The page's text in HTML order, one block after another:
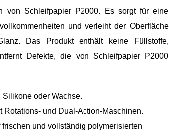
von Schleifpapier P2000. Es sorgt für eine
und verleiht der Oberfläche
Das Produkt enthält keine Füllstoffe,
Defekte, die von Schleifpapier P2000
Silikone oder Wachse.
Rotations- und Dual-Action-Maschinen.
frischen und vollständig polymerisierten